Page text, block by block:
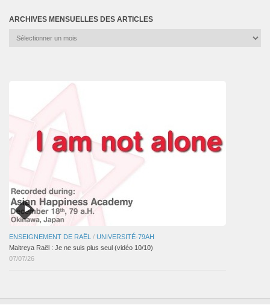
ARCHIVES MENSUELLES DES ARTICLES
Archives
ENSEIGNEMENT DE RAËL / UNIVERSITÉ-79AH
Maitreya Raël : Je ne suis plus seul (vidéo 10/10)
07/07/26